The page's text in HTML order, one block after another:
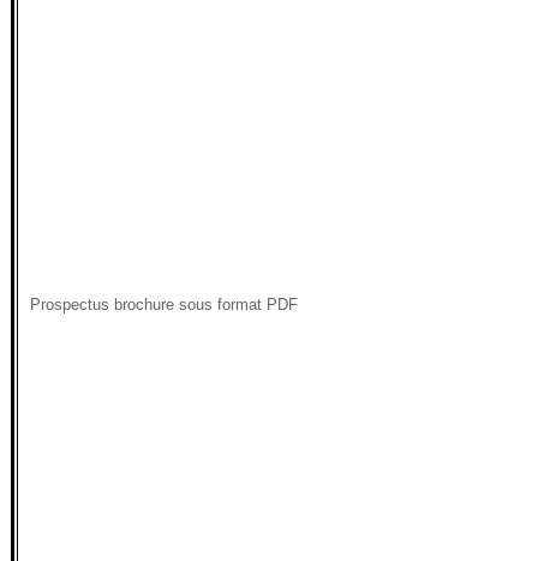
Prospectus brochure sous format PDF